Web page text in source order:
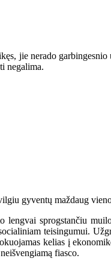
jie nerado
negalima.
gyventų maždaug
sprogstančiu
teisingumui.
kelias į
fiasco.